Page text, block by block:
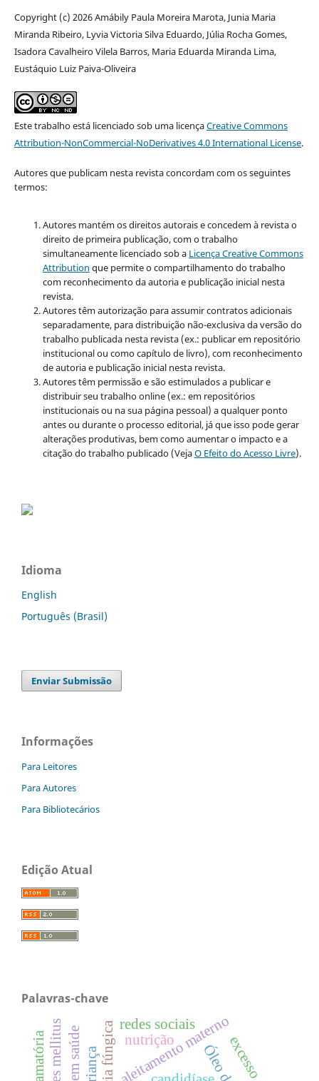
Copyright (c) 2026 Amábily Paula Moreira Marota, Junia Maria
Miranda Ribeiro, Lyvia Victoria Silva Eduardo, Júlia Rocha Gomes,
Isadora Cavalheiro Vilela Barros, Maria Eduarda Miranda Lima,
Eustáquio Luiz Paiva-Oliveira
Este trabalho está licenciado sob uma licençaCreative Commons
Attribution-NonCommercial-NoDerivatives 4.0 International License.
Autores que publicam nesta revista concordam com os seguintes
termos:
Autores mantém os direitos autorais e concedem à revista o
direito de primeira publicação, com o trabalho
simultaneamente licenciado sob a Licença Creative Commons
Attribution que permite o compartilhamento do trabalho
com reconhecimento da autoria e publicação inicial nesta
revista.
Autores têm autorização para assumir contratos adicionais
separadamente, para distribuição não-exclusiva da versão do
trabalho publicada nesta revista (ex.: publicar em repositório
institucional ou como capítulo de livro), com reconhecimento
de autoria e publicação inicial nesta revista.
Autores têm permissão e são estimulados a publicar e
distribuir seu trabalho online (ex.: em repositórios
institucionais ou na sua página pessoal) a qualquer ponto
antes ou durante o processo editorial, já que isso pode gerar
alterações produtivas, bem como aumentar o impacto e a
citação do trabalho publicado (VejaO Efeito do Acesso Livre).
Idioma
English
Português (Brasil)
Enviar Submissão
Informações
Para Leitores
Para Autores
Para Bibliotecários
Edição Atual
Palavras-chave
aleitamento materno
redes sociais
nutrição